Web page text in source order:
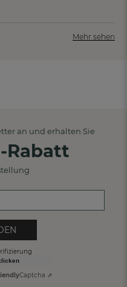
Mehr sehen
an und erhalten Sie
Rabatt
Captcha ⇗